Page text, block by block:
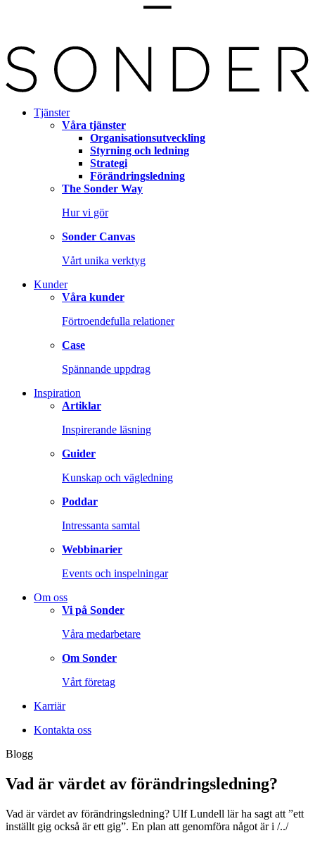
Tjänster
Våra tjänster
Organisationsutveckling
Styrning och ledning
Strategi
Förändringsledning
The Sonder Way
Hur vi gör
Sonder Canvas
Vårt unika verktyg
Kunder
Våra kunder
Förtroendefulla relationer
Case
Spännande uppdrag
Inspiration
Artiklar
Inspirerande läsning
Guider
Kunskap och vägledning
Poddar
Intressanta samtal
Webbinarier
Events och inspelningar
Om oss
Vi på Sonder
Våra medarbetare
Om Sonder
Vårt företag
Karriär
Kontakta oss
Blogg
Vad är värdet av förändringsledning?
Vad är värdet av förändringsledning? Ulf Lundell lär ha sagt att ”ett
inställt gig också är ett gig”. En plan att genomföra något är i /../